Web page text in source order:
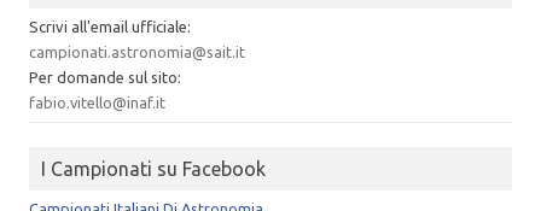
Scrivi all'email ufficiale:
campionati.astronomia@sait.it
Per domande sul sito:
fabio.vitello@inaf.it
I Campionati su Facebook